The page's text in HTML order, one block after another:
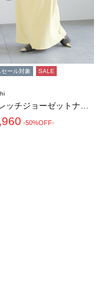
セール対象 SALE
-50%OFF-